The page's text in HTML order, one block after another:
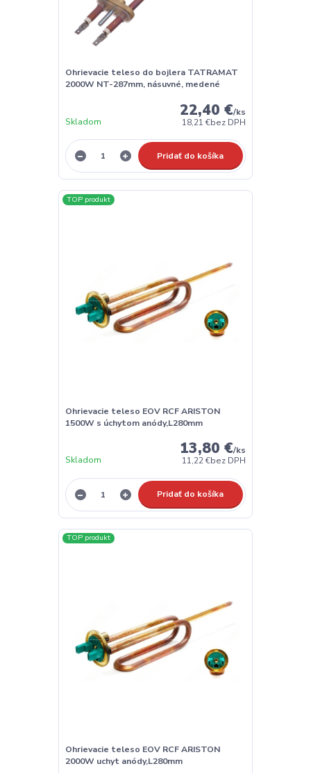
Ohrievacie teleso do bojlera TATRAMAT
2000W NT-287mm, násuvné, medené
22,40 €/ks
18,21 €bez DPH
Skladom
Pridať do košíka
TOP produkt
Ohrievacie teleso EOV RCF ARISTON
1500W s úchytom anódy,L280mm
13,80 €/ks
11,22 €bez DPH
Skladom
Pridať do košíka
TOP produkt
Ohrievacie teleso EOV RCF ARISTON
2000W uchyt anódy,L280mm